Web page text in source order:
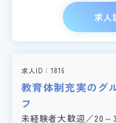
求人
求人ID 1816
教育体制充実のグ
フ
未経験者大歓迎／20